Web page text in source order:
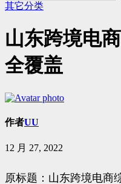
其它分类
山东跨境电
全覆盖
作者UU
12 月 27, 2022
原标题：山东跨境电商